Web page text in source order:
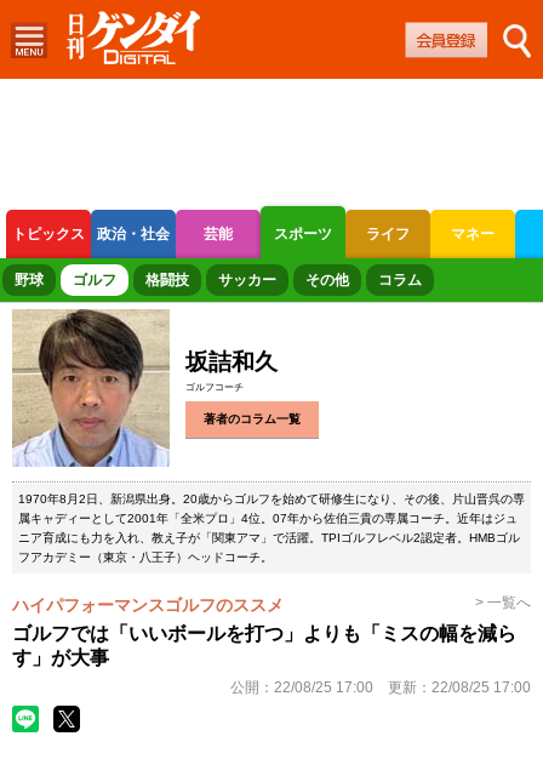
トピックス 政治・社会 芸能 スポーツ ライフ マネー
ボートレース 競輪 オートレース
野球 ゴルフ 格闘技 サッカー その他 コラム
坂詰和久
ゴルフコーチ
著者のコラム一覧
1970年8月2日、新潟県出身。20歳からゴルフを始めて研修生になり、その後、片山晋呉の専
属キャディーとして2001年「全米プロ」4位。07年から佐伯三貴の専属コーチ。近年はジュ
ニア育成にも力を入れ、教え子が「関東アマ」で活躍。TPIゴルフレベル2認定者。HMBゴル
フアカデミー（東京・八王子）ヘッドコーチ。
ハイパフォーマンスゴルフのススメ > 一覧へ
ゴルフでは「いいボールを打つ」よりも「ミスの幅を減ら
す」が大事
公開： 22/08/25 17:00 更新： 22/08/25 17:00